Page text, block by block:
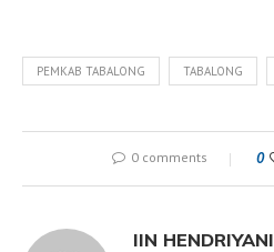
PEMKAB TABALONG TABALONG
0 comments 0
IIN HENDRIYANI